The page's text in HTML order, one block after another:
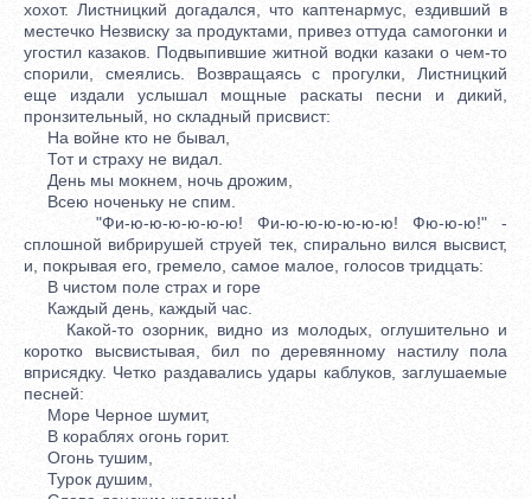
хохот. Листницкий догадался, что каптенармус, ездивший в
местечко Незвиску за продуктами, привез оттуда самогонки и
угостил казаков. Подвыпившие житной водки казаки о чем-то
спорили, смеялись. Возвращаясь с прогулки, Листницкий
еще издали услышал мощные раскаты песни и дикий,
пронзительный, но складный присвист:
На войне кто не бывал,
Тот и страху не видал.
День мы мокнем, ночь дрожим,
Всею ноченьку не спим.
"Фи-ю-ю-ю-ю-ю-ю! Фи-ю-ю-ю-ю-ю-ю! Фю-ю-ю!" -
сплошной вибрирушей струей тек, спирально вился высвист,
и, покрывая его, гремело, самое малое, голосов тридцать:
В чистом поле страх и горе
Каждый день, каждый час.
Какой-то озорник, видно из молодых, оглушительно и
коротко высвистывая, бил по деревянному настилу пола
вприсядку. Четко раздавались удары каблуков, заглушаемые
песней:
Море Черное шумит,
В кораблях огонь горит.
Огонь тушим,
Турок душим,